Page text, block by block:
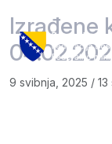
Izrađene
9 svibnja, 2025 /